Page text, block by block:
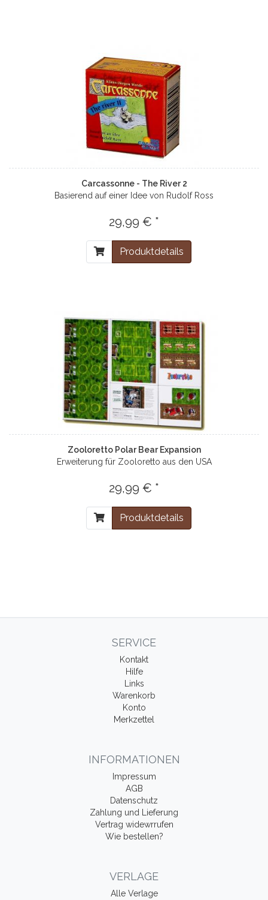
Carcassonne - The River 2
Basierend auf einer Idee von Rudolf Ross
29,99 € *
Produktdetails
Zooloretto Polar Bear Expansion
Erweiterung für Zooloretto aus den USA
29,99 € *
Produktdetails
SERVICE
Kontakt
Hilfe
Links
Warenkorb
Konto
Merkzettel
INFORMATIONEN
Impressum
AGB
Datenschutz
Zahlung und Lieferung
Vertrag widewrrufen
Wie bestellen?
VERLAGE
Alle Verlage